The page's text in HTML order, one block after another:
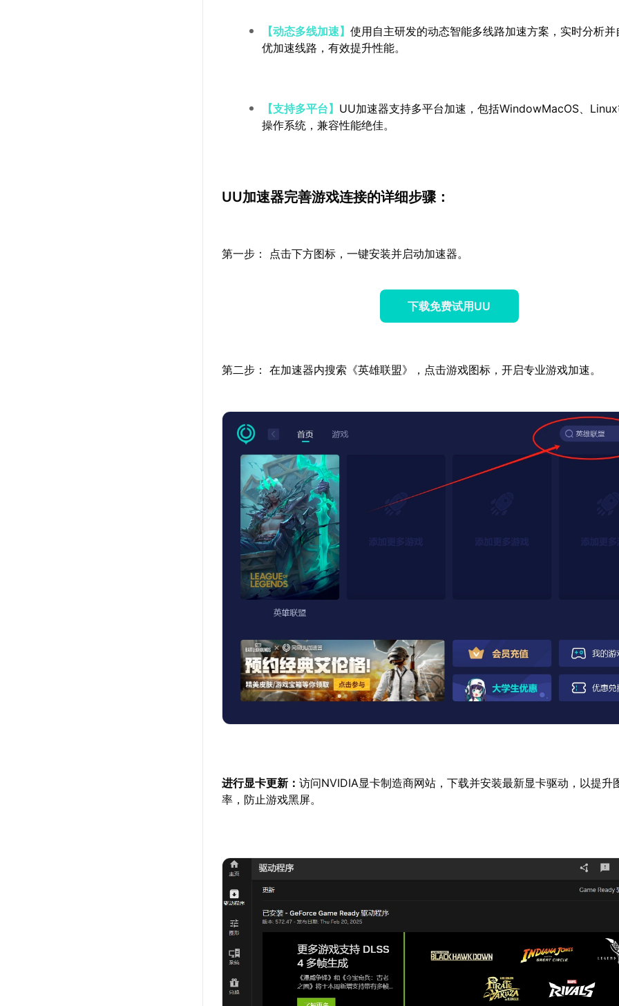
【动态多线加速】使用自主研发的动态智能多线路加速方案，实时分析
优加速线路，有效提升性能。
【支持多平台】 UU加速器支持多平台加速，包括WindowMacOS、
操作系统，兼容性能绝佳。
UU加速器完善游戏连接的详细步骤：
第一步： 点击下方图标，一键安装并启动加速器。
下载免费试用UU
第二步： 在加速器内搜索《英雄联盟》，点击游戏图标，开启专业游戏加速。
进行显卡更新：访问NVIDIA显卡制造商网站，下载并安装最新显卡驱动，以提升
率，防止游戏黑屏。